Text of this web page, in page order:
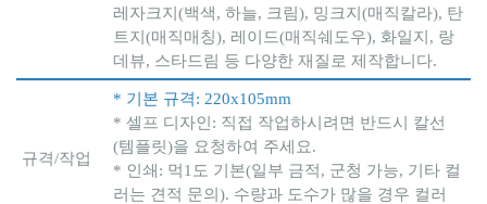
레자크지(백색, 하늘, 크림), 밍크지(매직칼라), 탄
트지(매직매칭), 레이드(매직쉐도우), 화일지, 랑
데뷰, 스타드림 등 다양한 재질로 제작합니다.
규격/작업
* 기본 규격: 220x105mm
* 셀프 디자인: 직접 작업하시려면 반드시 칼선
(템플릿)을 요청하여 주세요.
* 인쇄: 먹1도 기본(일부 금적, 군청 가능, 기타 컬
러는 견적 문의). 수량과 도수가 많을 경우 컬러